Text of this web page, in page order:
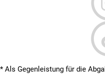
* Als Gegenleistung für die